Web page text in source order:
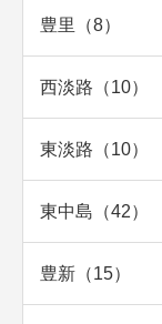
豊里（8）
西淡路（10）
東淡路（10）
東中島（42）
豊新（15）